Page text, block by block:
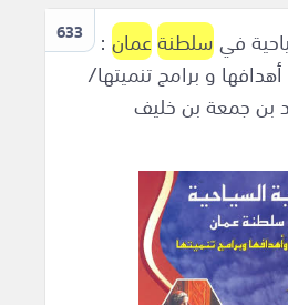
633 فيسلطنةعمان :
و برامج تنميتها/
بن جمعة بن خليف